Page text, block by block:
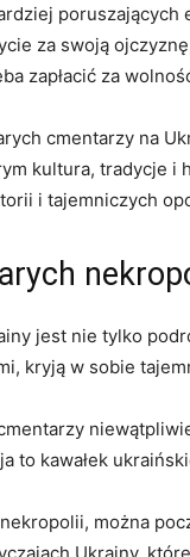
poruszających
za swoją
zapłacić za
cmentarzy na
kultura, tradycje ⁢i
i tajemniczych
jest ⁢nie tylko
kryją w​ sobie
to kawałek⁣
można